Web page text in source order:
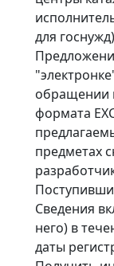
для
обращении
формата
предметах
Сведения
него) в
даты